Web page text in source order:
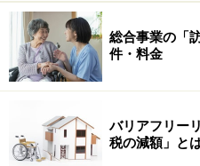
また、赤ちゃんは咀嚼・嚥
らさらした飲み物や煮汁
嚼・嚥下機能が衰えている
もあります。さらさらした
い場合は、その人に合っ
ります。「“ごっくん”でき
総合事業の「
件・料金
バリアフリー
税の減額」と